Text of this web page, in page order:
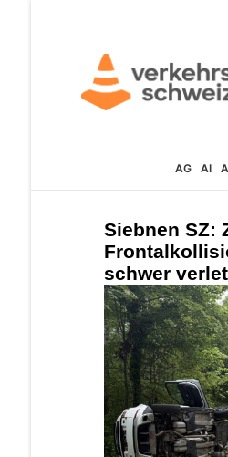
AG AI
Siebnen SZ:
schwer